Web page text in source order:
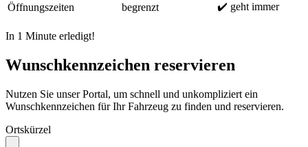
Öffnungszeiten begrenzt ✔️ geht immer
In 1 Minute erledigt!
Wunschkennzeichen reservieren
Nutzen Sie unser Portal, um schnell und unkompliziert ein
Wunschkennzeichen für Ihr Fahrzeug zu finden und reservieren.
Ortskürzel